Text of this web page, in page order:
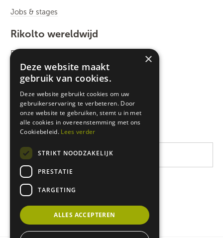
Jobs & stages
Rikolto wereldwijd
Rikolto International
Zuid-Oost Azië
West-Afrika
Latijns-Amerika
×
Deze website maakt
gebruik van cookies.
Deze website gebruikt cookies om uw
gebruikerservaring te verbeteren. Door
onze website te gebruiken, stemt u in met
alle cookies in overeenstemming met ons
Cookiebeleid. Lees verder
STRIKT NOODZAKELIJK
PRESTATIE
TARGETING
ALLES ACCEPTEREN